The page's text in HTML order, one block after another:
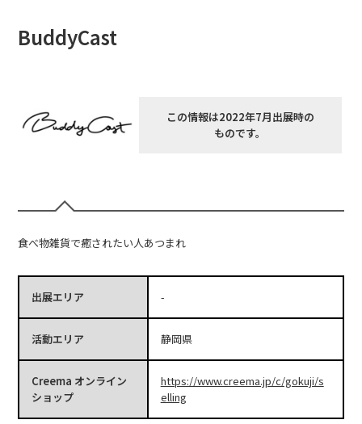
BuddyCast
この情報は2022年7月出展時の
ものです。
食べ物雑貨で癒されたい人あつまれ
出展エリア -
活動エリア 静岡県
Creema オンライン
ショップ
https://www.creema.jp/c/gokuji/s
elling